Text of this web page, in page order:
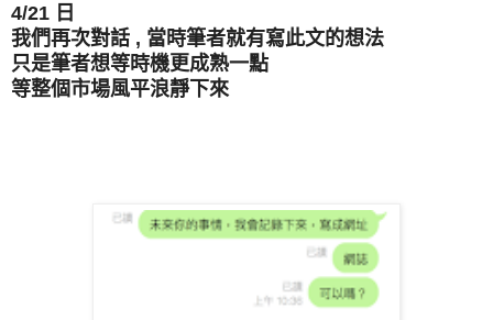
4/21 日
我們再次對話 , 當時筆者就有寫此文的想法
只是筆者想等時機更成熟一點
等整個市場風平浪靜下來